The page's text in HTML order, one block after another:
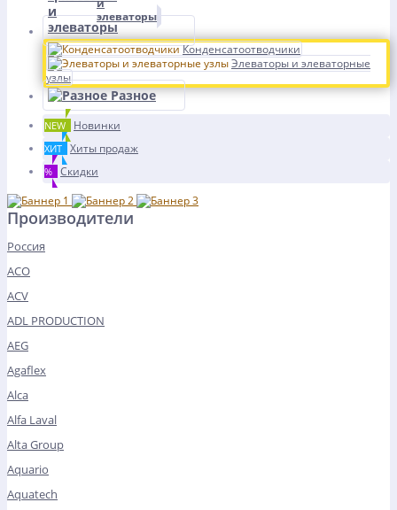
и
элеваторы
Конденсатоотводчики
Элеваторы и элеваторные
узлы
Разное
NEW Новинки
ХИТ Хиты продаж
% Скидки
Производители
Россия
ACO
ACV
ADL PRODUCTION
AEG
Agaflex
Alca
Alfa Laval
Alta Group
Aquario
Aquatech